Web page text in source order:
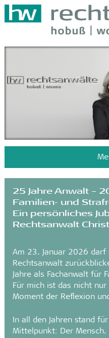
25 Jahre Anwalt –
Familien- und
Ein persönliches
Rechtsanwalt
Am 23. Januar 2026 darf
Rechtsanwalt
Jahre als Fachanwalt für
Für mich ist das nicht
Moment der Reflexion
In all den Jahren stand
Mittelpunkt: Der Mensch.